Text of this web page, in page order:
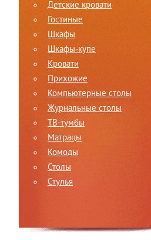
Детские кровати
Гостиные
Шкафы
Шкафы-купе
Кровати
Прихожие
Компьютерные столы
Журнальные столы
ТВ-тумбы
Матрацы
Комоды
Столы
Стулья